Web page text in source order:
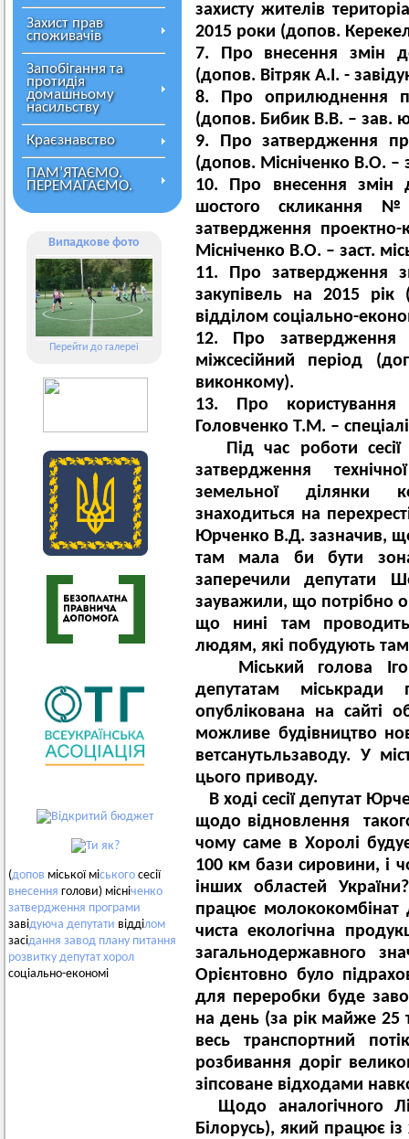
Захист прав
споживачів
Запобігання та
протидія
домашньому
насильству
Краєзнавство
ПАМ’ЯТАЄМО.
ПЕРЕМАГАЄМО.
Випадкове фото
Перейти до галереї
(допов міської міського сесії
внесення голови) місніченко
затвердження програми
завідуюча депутати відділом
засідання завод плану питання
розвитку депутат хорол
соціально-економі
захисту жителів
2015 роки (допов.
7. Про внесення змін
(допов. Вітряк А.І. -
8. Про оприлюднення
(допов. Бибик В.В. – зав.
9. Про затвердження
(допов. Місніченко В.О. –
10. Про внесення змін
шостого скликання
затвердження проектно-
Місніченко В.О. – заст.
11. Про затвердження
закупівель на 2015
відділом соціально-
12. Про затвердження
міжсесійний період
виконкому).
13. Про
Головченко Т.М. –
Під час роботи сесії
затвердження
земельної ділянки
знаходиться на
Юрченко В.Д. зазначив, що
там мала би бути
заперечили
зауважили, що потрібно
що нині там
людям, які побудують там
Міський голова
депутатам
опублікована на сайті
можливе будівництво
ветсанутьльзаводу. У
цього приводу.
В ході сесії депутат
щодо відновлення
чому саме в Хоролі
100 км бази сировини, і
інших областей
працює молококомбінат
чиста екологічна
загальнодержавного
Орієнтовно було
для переробки буде
на день (за рік майже 25
весь транспортний
розбивання доріг
зіпсоване відходами
Щодо аналогічного
Білорусь), який працює